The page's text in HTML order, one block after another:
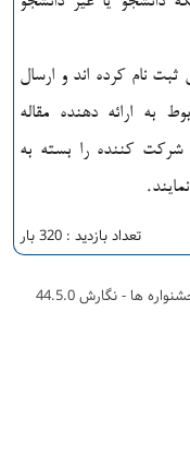
نام کرده اند و ارسال
به ارائه دهنده مقاله
شرکت کننده را بسته به
تعداد بازدید : 320 بار
ها - نگارش 44.5.0